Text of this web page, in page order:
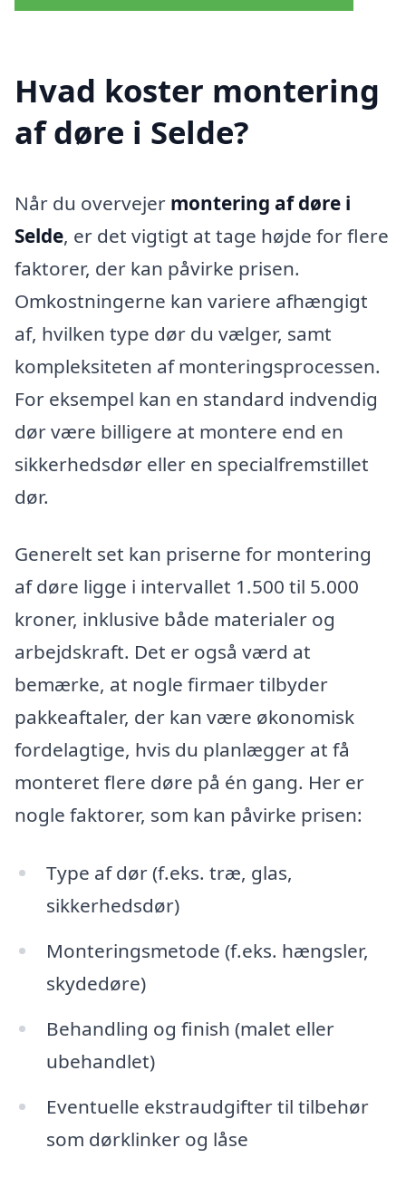
Hvad koster montering
af døre i Selde?
Når du overvejer montering af døre i
Selde, er det vigtigt at tage højde for flere
faktorer, der kan påvirke prisen.
Omkostningerne kan variere afhængigt
af, hvilken type dør du vælger, samt
kompleksiteten af monteringsprocessen.
For eksempel kan en standard indvendig
dør være billigere at montere end en
sikkerhedsdør eller en specialfremstillet
dør.
Generelt set kan priserne for montering
af døre ligge i intervallet 1.500 til 5.000
kroner, inklusive både materialer og
arbejdskraft. Det er også værd at
bemærke, at nogle firmaer tilbyder
pakkeaftaler, der kan være økonomisk
fordelagtige, hvis du planlægger at få
monteret flere døre på én gang. Her er
nogle faktorer, som kan påvirke prisen:
Type af dør (f.eks. træ, glas,
sikkerhedsdør)
Monteringsmetode (f.eks. hængsler,
skydedøre)
Behandling og finish (malet eller
ubehandlet)
Eventuelle ekstraudgifter til tilbehør
som dørklinker og låse